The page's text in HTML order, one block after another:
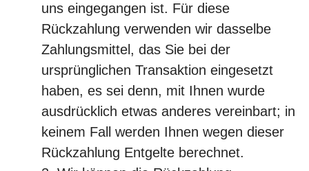
uns eingegangen ist. Für diese
Rückzahlung verwenden wir dasselbe
Zahlungsmittel, das Sie bei der
ursprünglichen Transaktion eingesetzt
haben, es sei denn, mit Ihnen wurde
ausdrücklich etwas anderes vereinbart; in
keinem Fall werden Ihnen wegen dieser
Rückzahlung Entgelte berechnet.